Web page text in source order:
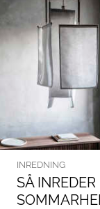
INREDNING
SÅ